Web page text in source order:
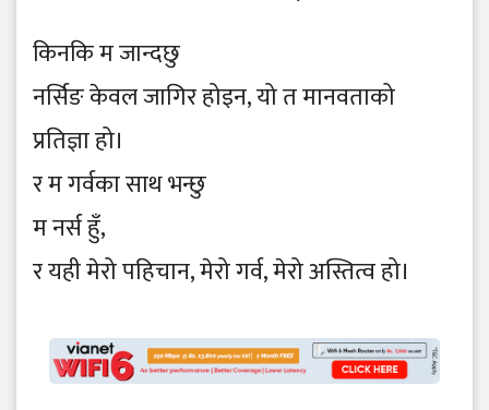
किनकि म जान्दछु
नर्सिङ केवल जागिर होइन, यो त मानवताको
प्रतिज्ञा हो।
र म गर्वका साथ भन्छु
म नर्स हुँ,
र यही मेरो पहिचान, मेरो गर्व, मेरो अस्तित्व हो।